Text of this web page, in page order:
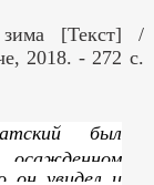
зима [Текст] /
2018. - 272 с.
был
он увидел и